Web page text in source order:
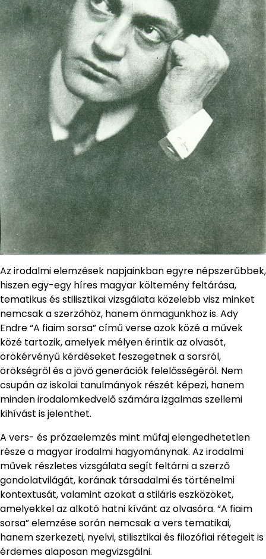
Az irodalmi elemzések napjainkban egyre népszerűbbek,
hiszen egy-egy híres magyar költemény feltárása,
tematikus és stilisztikai vizsgálata közelebb visz minket
nemcsak a szerzőhöz, hanem önmagunkhoz is. Ady
Endre “A fiaim sorsa” című verse azok közé a művek
közé tartozik, amelyek mélyen érintik az olvasót,
örökérvényű kérdéseket feszegetnek a sorsról,
örökségről és a jövő generációk felelősségéről. Nem
csupán az iskolai tanulmányok részét képezi, hanem
minden irodalomkedvelő számára izgalmas szellemi
kihívást is jelenthet.
A vers- és prózaelemzés mint műfaj elengedhetetlen
része a magyar irodalmi hagyománynak. Az irodalmi
művek részletes vizsgálata segít feltárni a szerző
gondolatvilágát, korának társadalmi és történelmi
kontextusát, valamint azokat a stiláris eszközöket,
amelyekkel az alkotó hatni kívánt az olvasóra. “A fiaim
sorsa” elemzése során nemcsak a vers tematikai,
hanem szerkezeti, nyelvi, stilisztikai és filozófiai rétegeit is
érdemes alaposan megvizsgálni.